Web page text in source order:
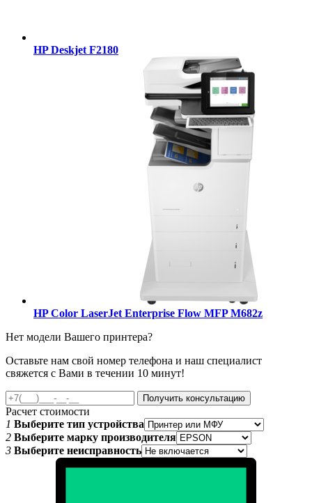
HP Deskjet F2180
HP Color LaserJet Enterprise Flow MFP M682z
Нет модели Вашего принтера?
Оставьте нам свой номер телефона и наш специалист
свяжется с Вами в течении 10 минут!
Получить консультацию
Расчет стоимости
1 Выберите тип устройства
2 Выберите марку производителя
3 Выберите неисправность